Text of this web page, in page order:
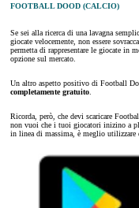
FOOTBALL DOOD (CALCIO)
Se sei alla ricerca di una lavagna
giocate velocemente, non essere
permetta di rappresentare le giocate in
opzione sul mercato.
Un altro aspetto positivo di Football
completamente gratuito
Ricorda, però, che devi scaricare
non vuoi che i tuoi giocatori inizino a
in linea di massima, è meglio utilizzare